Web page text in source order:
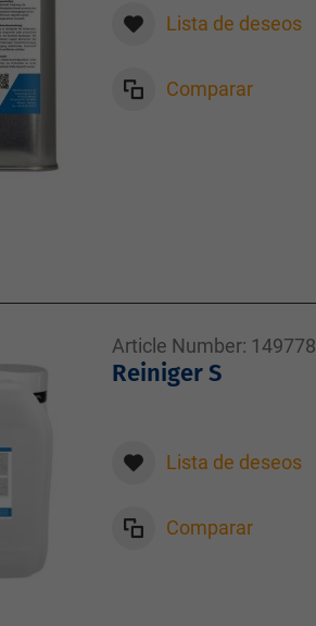
Lista de deseos
Comparar
Article Number: 149778
Reiniger S
Lista de deseos
Comparar